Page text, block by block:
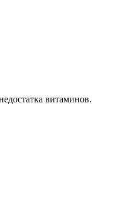
витаминов.